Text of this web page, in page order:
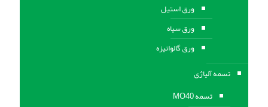
ورق استیل
ورق سیاه
ورق گالوانیزه
تسمه آلیاژی
تسمه MO40